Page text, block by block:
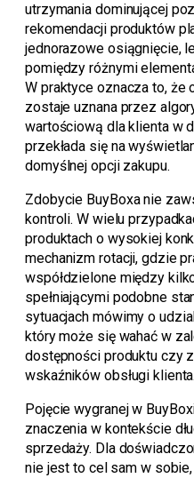
utrzymania dominującej
rekomendacji produktów
jednorazowe osiągnięcie,
pomiędzy różnymi
W praktyce oznacza to,
zostaje uznana przez
wartościową dla klienta w
przekłada się na
domyślnej opcji zakupu.
Zdobycie BuyBoxa nie
kontroli. W wielu
produktach o wysokiej
mechanizm rotacji, gdzie
współdzielone między
spełniającymi podobne
sytuacjach mówimy o
który może się wahać w
dostępności produktu czy
wskaźników obsługi klienta.
Pojęcie wygranej w
znaczenia w kontekście
sprzedaży. Dla
nie jest to cel sam w